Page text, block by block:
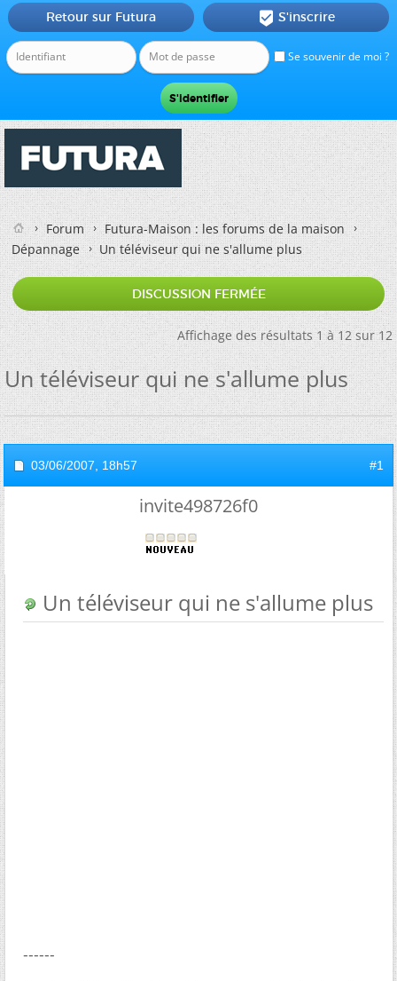
Se souvenir de moi ?
Retour sur Futura  S'inscrire
Forum
Futura-Maison : les forums de la maison
Dépannage
Un téléviseur qui ne s'allume plus
DISCUSSION FERMÉE
Affichage des résultats 1 à 12 sur 12
Un téléviseur qui ne s'allume plus
03/06/2007, 18h57 #1
invite498726f0
Un téléviseur qui ne s'allume plus
------